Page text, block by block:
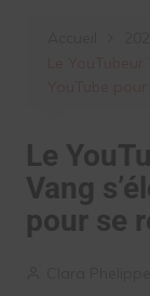
Le
Vang
pour se